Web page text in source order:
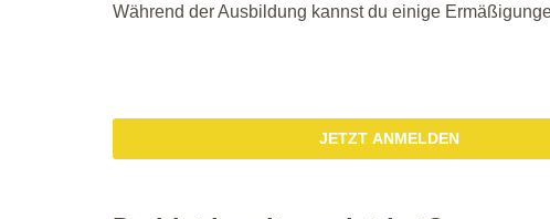
Während der Ausbildung kannst du einige
JETZT ANMELDEN